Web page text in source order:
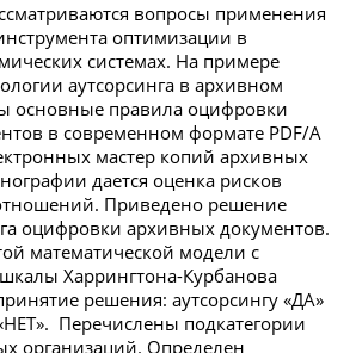
вопросы применения
оптимизации в
системах. На примере
аутсорсинга в архивном
основные правила оцифровки
в современном формате PDF/A
мастер копий архивных
дается оценка рисков
Приведено решение
оцифровки архивных документов.
математической модели с
Харрингтона-Курбанова
решения: аутсорсингу «ДА»
Перечислены подкатегории
организаций. Определен